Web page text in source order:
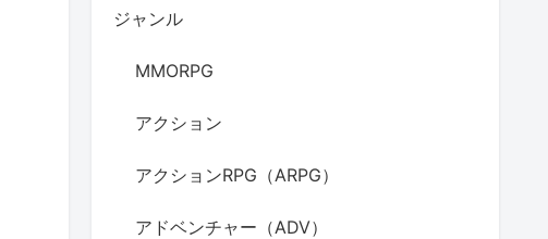
ジャンル
MMORPG
アクション
アクションRPG（ARPG）
アドベンチャー（ADV）